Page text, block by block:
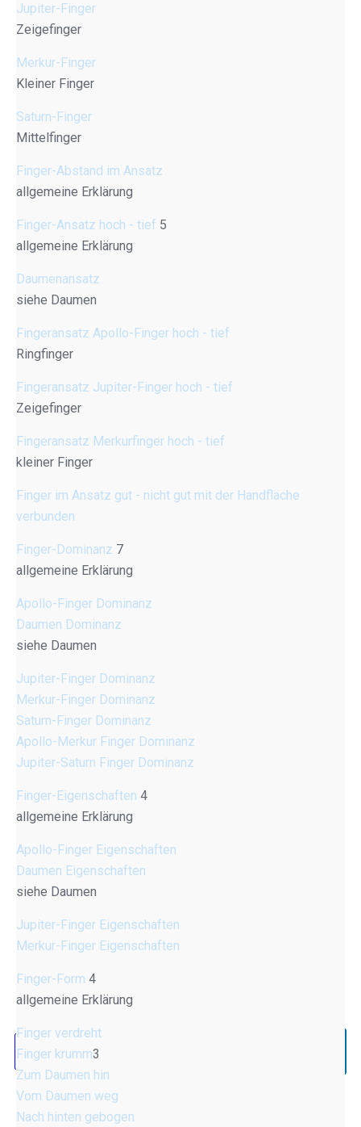
Jupiter-Finger
Zeigefinger
Merkur-Finger
Kleiner Finger
Saturn-Finger
Mittelfinger
Finger-Abstand im Ansatz
allgemeine Erklärung
Finger-Ansatz hoch - tief 5
allgemeine Erklärung
Daumenansatz
siehe Daumen
Fingeransatz Apollo-Finger hoch - tief
Ringfinger
Fingeransatz Jupiter-Finger hoch - tief
Zeigefinger
Fingeransatz Merkurfinger hoch - tief
kleiner Finger
Finger im Ansatz gut - nicht gut mit der Handfläche
verbunden
Finger-Dominanz 7
allgemeine Erklärung
Apollo-Finger Dominanz
Daumen Dominanz
siehe Daumen
Jupiter-Finger Dominanz
Merkur-Finger Dominanz
Saturn-Finger Dominanz
Apollo-Merkur Finger Dominanz
Jupiter-Saturn Finger Dominanz
Finger-Eigenschaften 4
allgemeine Erklärung
Apollo-Finger Eigenschaften
Daumen Eigenschaften
siehe Daumen
Jupiter-Finger Eigenschaften
Merkur-Finger Eigenschaften
Finger-Form 4
allgemeine Erklärung
Finger verdreht
Finger krumm3
Zum Daumen hin
Vom Daumen weg
Nach hinten gebogen